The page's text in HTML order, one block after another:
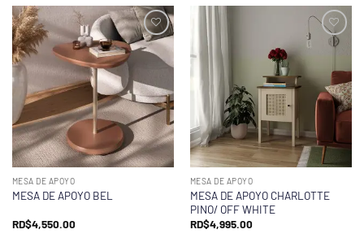
MESA DE APOYO
MESA DE APOYO BEL
RD$4,550.00
MESA DE APOYO
MESA DE APOYO CHARLOTTE
PINO/ OFF WHITE
RD$4,995.00